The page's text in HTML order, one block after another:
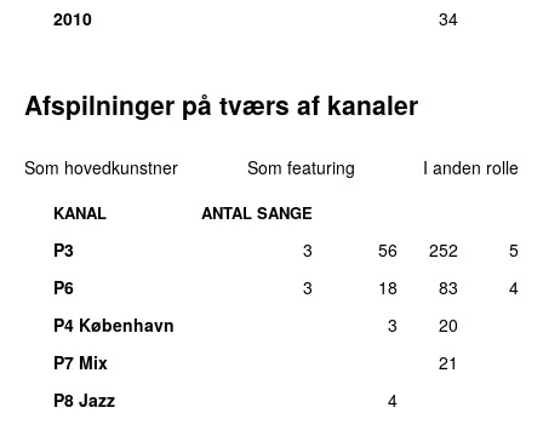
2010
34
Afspilninger på tværs af kanaler
Som hovedkunstner Som featuring I anden rolle
KANAL ANTAL SANGE
P3 3 56 252
5
P6
3 18 83
4
P4 København
3
20
P7 Mix
21
P8 Jazz
4